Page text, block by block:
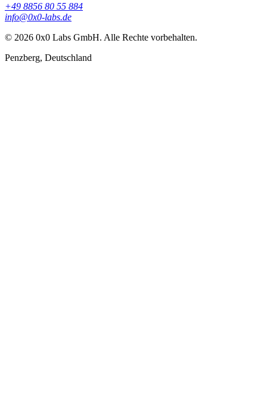
+49 8856 80 55 884
info@0x0-labs.de
© 2026 0x0 Labs GmbH. Alle Rechte vorbehalten.
Penzberg, Deutschland